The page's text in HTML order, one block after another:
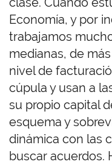
Economía, y por
trabajamos
medianas, de
nivel de
cúpula y usan a
su propio capital
esquema y
dinámica con las
buscar acuerdos.